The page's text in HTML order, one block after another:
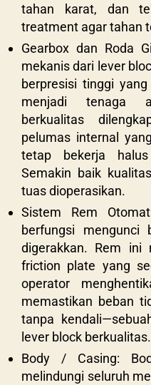
tahan karat, dan
treatment agar tahan
Gearbox dan Roda
mekanis dari lever
berpresisi tinggi
menjadi tenaga
berkualitas
pelumas internal
tetap bekerja
Semakin baik
tuas dioperasikan.
Sistem Rem
berfungsi mengunci
digerakkan. Rem ini
friction plate yang
operator
memastikan beban
tanpa
lever block berkualitas.
Body / Casing:
melindungi seluruh